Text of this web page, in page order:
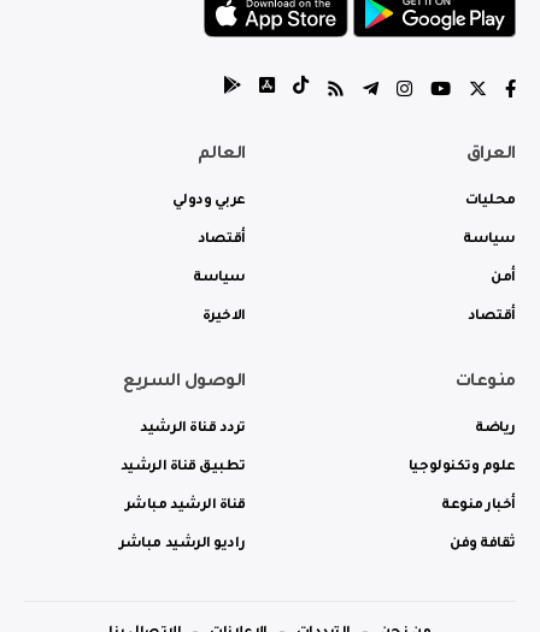
العراق
محليات
سياسة
أمن
أقتصاد
العالم
عربي ودولي
أقتصاد
سياسة
الاخيرة
منوعات
رياضة
علوم وتكنولوجيا
أخبار منوعة
ثقافة وفن
الوصول السريع
تردد قناة الرشيد
تطبيق قناة الرشيد
قناة الرشيد مباشر
راديو الرشيد مباشر